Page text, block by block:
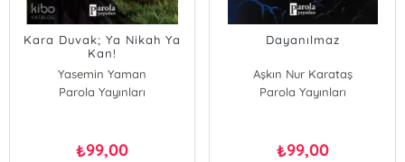
Kara Duvak; Ya Nikah Ya
Kan!
Yasemin Yaman
Parola Yayınları
₺99,00
Dayanılmaz
Aşkın Nur Karataş
Parola Yayınları
₺99,00